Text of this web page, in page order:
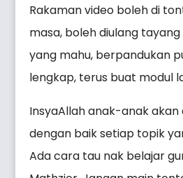
Rakaman video boleh di
masa, boleh diulang
yang mahu, berpandukan
lengkap, terus buat modul
InsyaAllah anak-anak
dengan baik setiap topik
Ada cara tau nak belajar